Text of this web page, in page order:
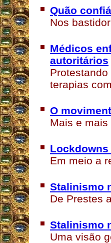
Quão
Nos
Médicos
autoritários
terapias
O
Mais e
Em meio a
Stalinismo
De Prestes
Stalinismo
Uma visão